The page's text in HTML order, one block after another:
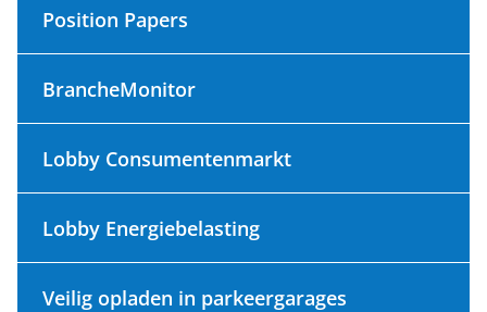
Position Papers
BrancheMonitor
Lobby Consumentenmarkt
Lobby Energiebelasting
Veilig opladen in parkeergarages